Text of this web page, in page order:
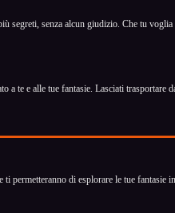
segreti, senza alcun giudizio. Che tu
te e alle tue fantasie. Lasciati trasportare
permetteranno di esplorare le tue